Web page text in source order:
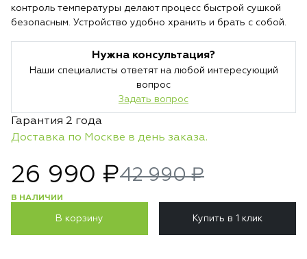
контроль температуры делают процесс быстрой сушкой
безопасным. Устройство удобно хранить и брать с собой.
Нужна консультация?
Наши специалисты ответят на любой интересующий
вопрос
Задать вопрос
Гарантия 2 года
Доставка по Москве в день заказа.
26 990 ₽42 990 ₽
В НАЛИЧИИ
В корзину Купить в 1 клик